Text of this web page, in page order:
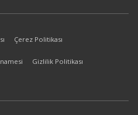
Çerez Politikası
Gizlilik Politikası